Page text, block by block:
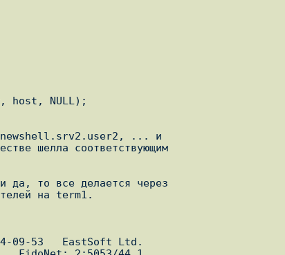
NULL);
newshell.srv2.user2, ... и
шелла соответствующим
да, то все делается через
на term1.